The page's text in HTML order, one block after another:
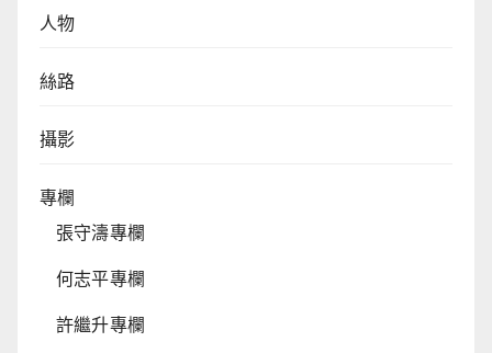
人物
絲路
攝影
專欄
張守濤專欄
何志平專欄
許繼升專欄